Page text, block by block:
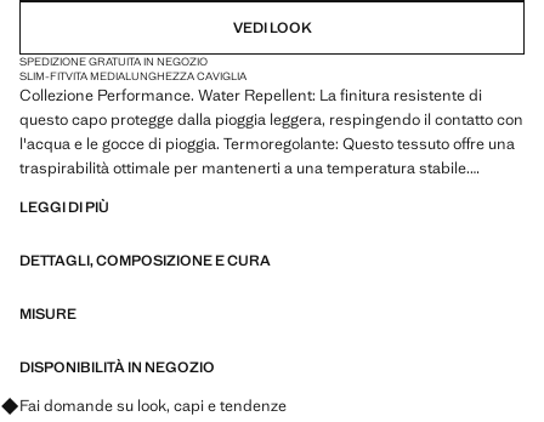
VEDI LOOK
SPEDIZIONE GRATUITA IN NEGOZIO
SLIM-FITVITA MEDIALUNGHEZZA CAVIGLIA
Collezione Performance. Water Repellent: La finitura resistente di
questo capo protegge dalla pioggia leggera, respingendo il contatto con
l'acqua e le gocce di pioggia. Termoregolante: Questo tessuto offre una
traspirabilità ottimale per mantenerti a una temperatura stabile.
Vita elasticizzata con laccio regolabile. Chiusura frontale a doppio petto
sul retro. Prodotto in saldo
PERFORMANCE: Una collezione di capi realizzati con fibre tecniche.
avanzate come tessuti bi-stretch, ad asciugatura rapida, facili da
categorie generali: termoregolante, funzionale e comfort
LEGGI DI PIÙ
DETTAGLI, COMPOSIZIONE E CURA
MISURE
DISPONIBILITÀ IN NEGOZIO
Fai domande su look, capi e tendenze